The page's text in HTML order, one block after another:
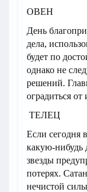
ОВЕН
День
дела,
будет по
однако не
решений.
оградиться
ТЕЛЕЦ
Если сегодня
какую-нибудь
звезды
потерях.
нечистой